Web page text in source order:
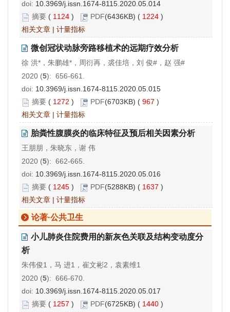
doi: 10.3969/j.issn.1674-8115.2020.05.014
摘要 ( 1124 ) PDF(6436KB) ( 1224 )
相关文章 | 计量指标
微创冠状动脉旁路移植术的远期疗效分析
徐 洪*，朱鹏雄*，周衍再，裘佳培，刘 俊#，赵 强#
2020 (5): 656-661.
doi: 10.3969/j.issn.1674-8115.2020.05.015
摘要 ( 1272 ) PDF(6703KB) ( 967 )
相关文章 | 计量指标
胎粪性腹膜炎的临床特征及预后相关因素分析
王朋朋，朱晓东，谢 伟
2020 (5): 662-665.
doi: 10.3969/j.issn.1674-8115.2020.05.016
摘要 ( 1245 ) PDF(5288KB) ( 1637 )
相关文章 | 计量指标
论著·公共卫生
小儿肺炎住院费用的新灰色关联及结构变动度分
析
朱伟俊1，马 进1，崔文彬2，袁素维1
2020 (5): 666-670.
doi: 10.3969/j.issn.1674-8115.2020.05.017
摘要 ( 1257 ) PDF(6725KB) ( 1440 )